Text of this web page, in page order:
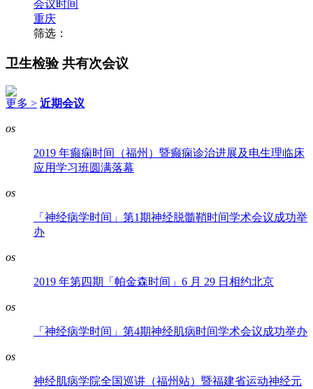
会议时间
重庆
筛选：
卫生检验共有次会议
更多 > 近期会议
os
2019 年癫痫时间（福州）暨癫痫诊治进展及电生理临床
应用学习班圆满落幕
os
「神经病学时间」第1期神经脱髓鞘时间学术会议成功举
办
os
2019 年第四期「帕金森时间」6 月 29 日相约北京
os
「神经病学时间」第4期神经肌病时间学术会议成功举办
os
神经肌病学院全国巡讲（福州站）暨福建省运动神经元